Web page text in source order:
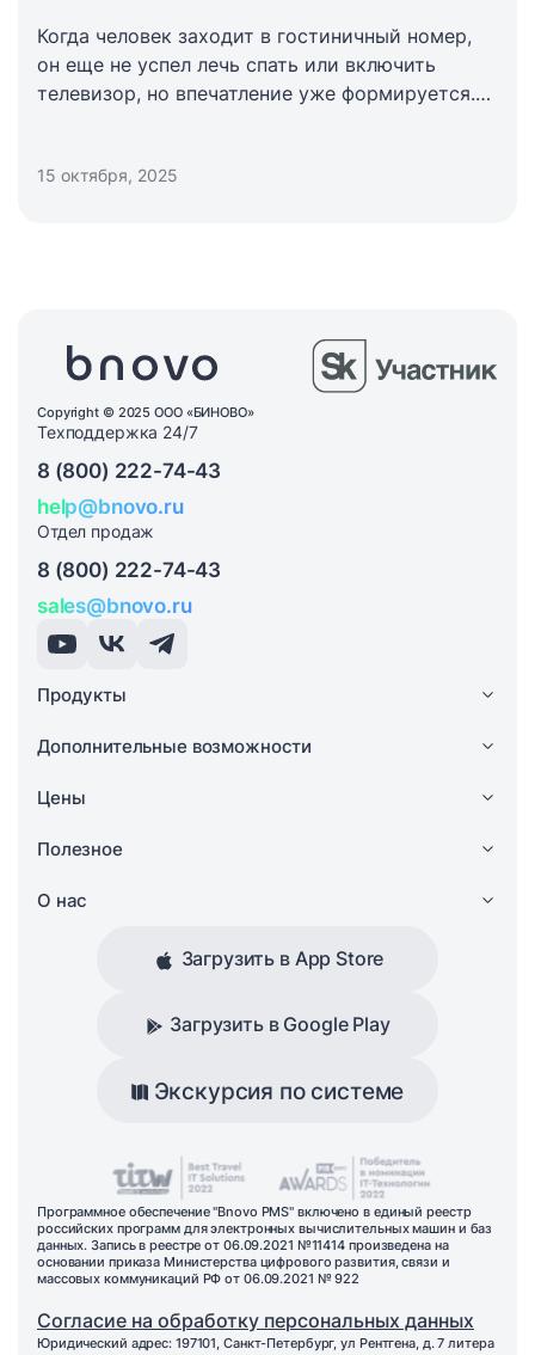
Когда человек заходит в гостиничный номер,
он еще не успел лечь спать или включить
телевизор, но впечатление уже формируется.
Именно поэтому оснащение номера в отеле
15 октября, 2025
Copyright © 2025 ООО «БИНОВО»
Техподдержка 24/7
8 (800) 222-74-43
help@bnovo.ru
Отдел продаж
8 (800) 222-74-43
sales@bnovo.ru
Продукты
Дополнительные возможности
Цены
Полезное
О нас
Загрузить в App Store
Загрузить в Google Play
Экскурсия по системе
Программное обеспечение "Bnovo PMS" включено в единый реестр
российских программ для электронных вычислительных машин и баз
данных. Запись в реестре от 06.09.2021 №11414 произведена на
основании приказа Министерства цифрового развития, связи и
массовых коммуникаций РФ от 06.09.2021 № 922
Согласие на обработку персональных данных
Юридический адрес: 197101, Санкт-Петербург, ул Рентгена, д. 7 литера